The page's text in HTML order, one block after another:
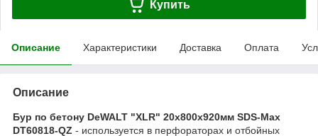
Купить
Описание Характеристики Доставка Оплата
Описание
Бур по бетону DeWALT "XLR" 20х800х920мм SDS-Max
DT60818-QZ - используется в перфораторах и отбойных